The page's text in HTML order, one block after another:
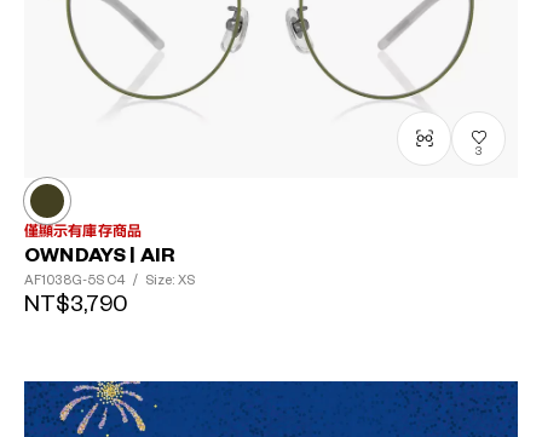
3
僅顯示有庫存商品
OWNDAYS | AIR
AF1038G-5S C4 / Size: XS
NT$3,790